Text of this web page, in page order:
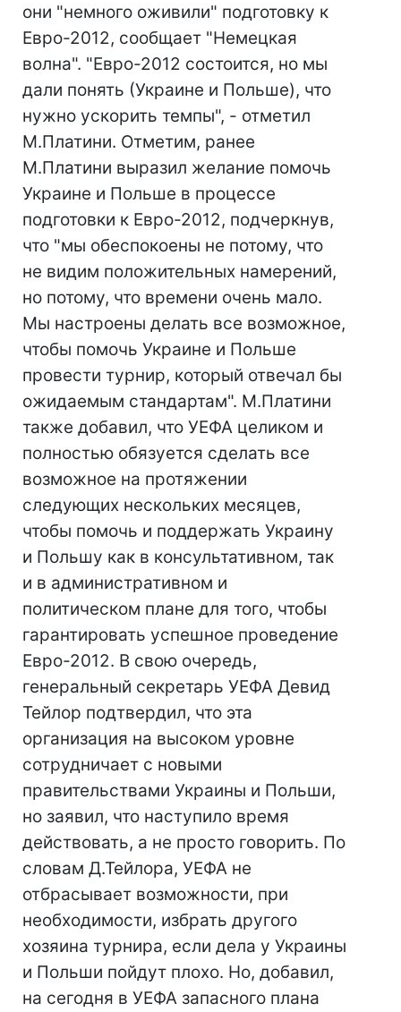
они "немного оживили" подготовку к
Евро-2012, сообщает "Немецкая
волна". "Евро-2012 состоится, но мы
дали понять (Украине и Польше), что
нужно ускорить темпы", - отметил
М.Платини. Отметим, ранее
М.Платини выразил желание помочь
Украине и Польше в процессе
подготовки к Евро-2012, подчеркнув,
что "мы обеспокоены не потому, что
не видим положительных намерений,
но потому, что времени очень мало.
Мы настроены делать все возможное,
чтобы помочь Украине и Польше
провести турнир, который отвечал бы
ожидаемым стандартам". М.Платини
также добавил, что УЕФА целиком и
полностью обязуется сделать все
возможное на протяжении
следующих нескольких месяцев,
чтобы помочь и поддержать Украину
и Польшу как в консультативном, так
и в административном и
политическом плане для того, чтобы
гарантировать успешное проведение
Евро-2012. В свою очередь,
генеральный секретарь УЕФА Девид
Тейлор подтвердил, что эта
организация на высоком уровне
сотрудничает с новыми
правительствами Украины и Польши,
но заявил, что наступило время
действовать, а не просто говорить. По
словам Д.Тейлора, УЕФА не
отбрасывает возможности, при
необходимости, избрать другого
хозяина турнира, если дела у Украины
и Польши пойдут плохо. Но, добавил,
на сегодня в УЕФА запасного плана